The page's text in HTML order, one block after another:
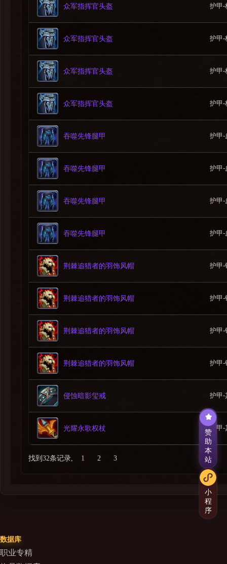
虽然永歌森林的光绽灭绝了大量的本地野生动物，但也有
1.综述
[晨狂光晕]会对受其影响玩家周围的区域造成中等伤害
-坦克
[晨火吐息]会对主目标前方的锥形区域造成大量光辉伤
2.辉耀炙焰
-致盲裂隙
5.晨火吐息
3.普雷达萨斯
普雷达萨斯在荒野中潜行猎食，吞噬了大量翻腾的虚影风
1.综述
普雷达萨斯在戈金深坑中横行霸道，用[反刍]将他刚吃下
[反刍]会将普雷达萨斯之前吃下的食物喷向玩家进行攻
[震地猛击]会击退玩家和普雷达萨斯之前吃下的食物
-治疗者
反刍的血爪会周期性获得[野兽之怒]，造成的伤害提
众军指挥官头盔 护甲-
众军指挥官头盔 护甲-
众军指挥官头盔 护甲-
众军指挥官头盔 护甲-
吞噬先锋腿甲 护甲-
吞噬先锋腿甲 护甲-
吞噬先锋腿甲 护甲-
吞噬先锋腿甲 护甲-
荆棘追猎者的羽饰风帽 护甲-
荆棘追猎者的羽饰风帽 护甲-
荆棘追猎者的羽饰风帽 护甲-
荆棘追猎者的羽饰风帽 护甲-
侵蚀暗影玺戒 护甲-
光耀永歌权杖 护甲-
找到32条记录, 1 2 3
数据库
职业专精
赞
助
本
站
小
程
序